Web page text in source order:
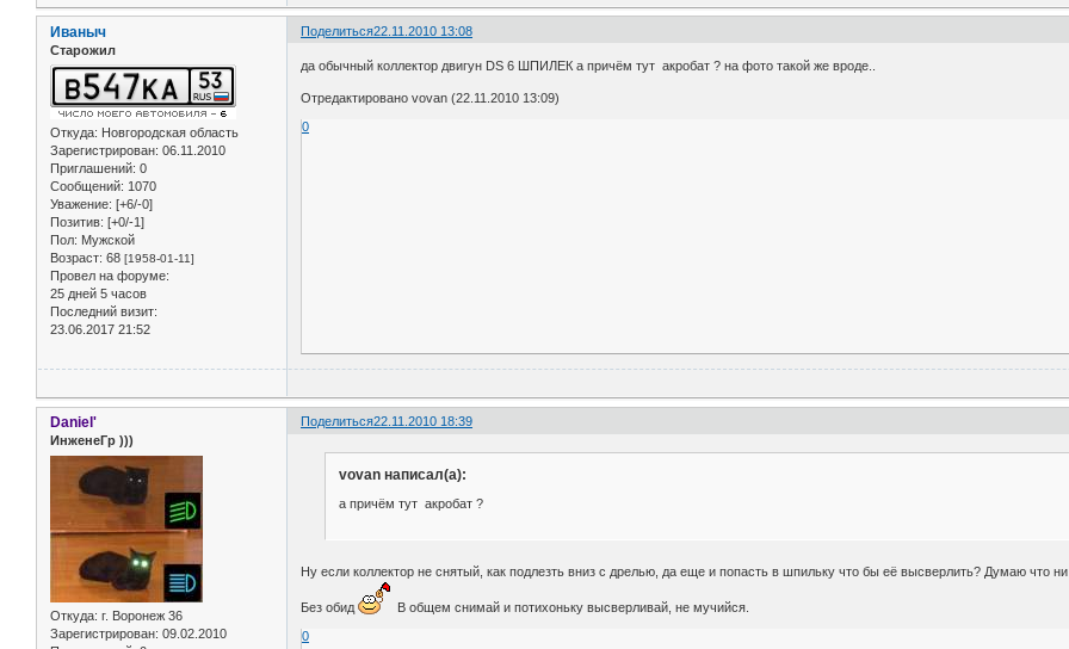
Поделиться22.11.2010 13:08
Иваныч
Старожил
Откуда: Новгородская область
Зарегистрирован: 06.11.2010
Приглашений: 0
Сообщений: 1070
Уважение: [+6/-0]
Позитив: [+0/-1]
Пол: Мужской
Возраст: 68 [1958-01-11]
Провел на форуме:
25 дней 5 часов
Последний визит:
23.06.2017 21:52
да обычный коллектор двигун DS 6 ШПИЛЕК а причём тут акробат ? на фото такой же вроде..
Отредактировано vovan (22.11.2010 13:09)
0
Поделиться22.11.2010 18:39
Daniel'
ИнженеГр )))
Откуда: г. Воронеж 36
Зарегистрирован: 09.02.2010
vovan написал(а):
а причём тут акробат ?
Ну если коллектор не снятый, как подлезть вниз с дрелью, да еще и попасть в шпильку что бы её высверлить? Думаю что
Без обид
В общем снимай и потихоньку высверливай, не мучийся.
0